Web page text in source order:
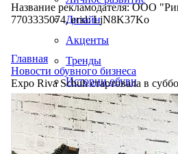
Дизайн
Акценты
Тренды
Истории обуви
Производство
Название рекламодателя: ООО
7703335074, erid: LjN8K37Ko
Главная
Новости обувного бизнеса
Expo Riva Schuh стартовала в